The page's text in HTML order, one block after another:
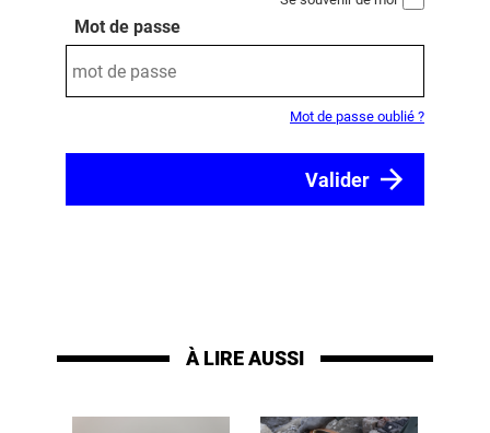
Mot de passe
Mot de passe oublié ?
À LIRE AUSSI